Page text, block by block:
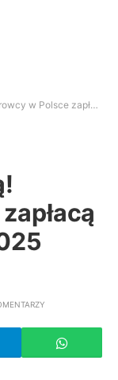
jeszcze więcej w 2025 roku.